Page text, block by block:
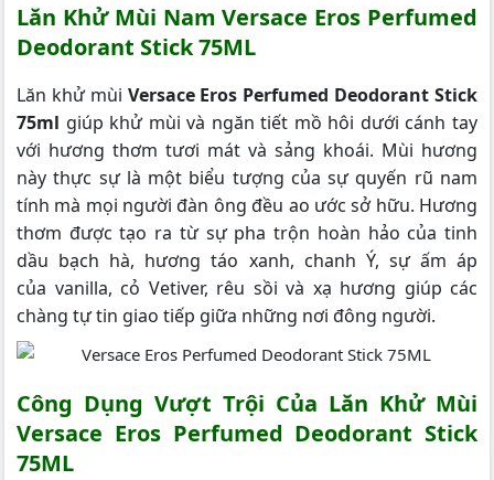
Lăn Khử Mùi Nam Versace Eros Perfumed
Deodorant Stick 75ML
Lăn khử mùi Versace Eros Perfumed Deodorant Stick
75ml giúp khử mùi và ngăn tiết mồ hôi dưới cánh tay
với hương thơm tươi mát và sảng khoái. Mùi hương
này thực sự là một biểu tượng của sự quyến rũ nam
tính mà mọi người đàn ông đều ao ước sở hữu. Hương
thơm được tạo ra từ sự pha trộn hoàn hảo của tinh
dầu bạch hà, hương táo xanh, chanh Ý, sự ấm áp
của vanilla, cỏ Vetiver, rêu sồi và xạ hương giúp các
chàng tự tin giao tiếp giữa những nơi đông người.
Công Dụng Vượt Trội Của Lăn Khử Mùi
Versace Eros Perfumed Deodorant Stick
75ML